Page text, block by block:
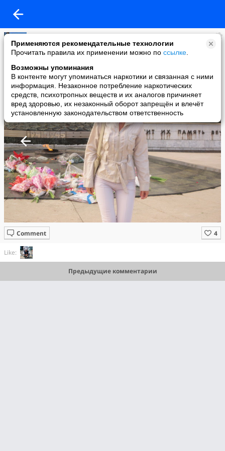
Применяются рекомендательные технологии
Прочитать правила их применении можно по ссылке
Возможны упоминания
В контенте могут упоминаться наркотики и связанная с ними
информация. Незаконное потребление наркотических
средств, психотропных веществ и их аналогов причиняет
вред здоровью, их незаконный оборот запрещён и влечёт
установленную законодательством ответственность
ООО "СлавХим" директор
added a photo
02 Feb в 12:06
Comment
Like:
Предыдущие комментарии